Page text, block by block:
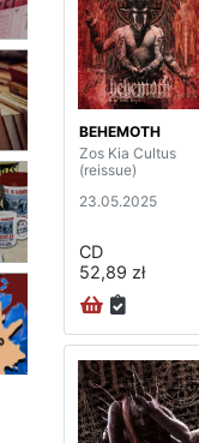
BEHEMOTH
Zos Kia Cultus
(reissue)
23.05.2025
CD
52,89 zł